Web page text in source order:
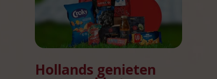
Hollands genieten